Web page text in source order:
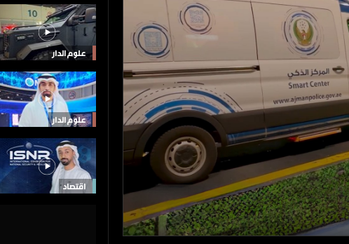
علوم الدار
علوم الدار
اقتصاد